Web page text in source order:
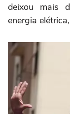
deixou mais
energia